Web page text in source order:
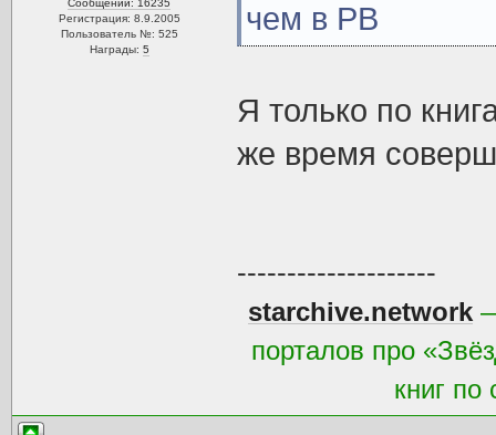
Сообщений: 16235
Регистрация: 8.9.2005
Пользователь №: 525
Награды: 5
чем в РВ
Я только по
же время
--------------------
starchive.network
порталов про
книг по